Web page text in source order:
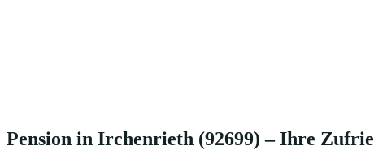
Pension in Irchenrieth (92699) – Ihre